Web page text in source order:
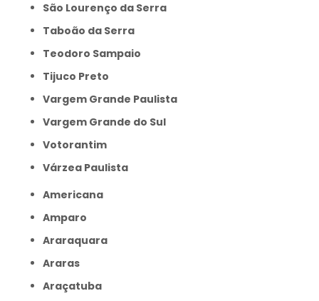
São Lourenço da Serra
Taboão da Serra
Teodoro Sampaio
Tijuco Preto
Vargem Grande Paulista
Vargem Grande do Sul
Votorantim
Várzea Paulista
Americana
Amparo
Araraquara
Araras
Araçatuba